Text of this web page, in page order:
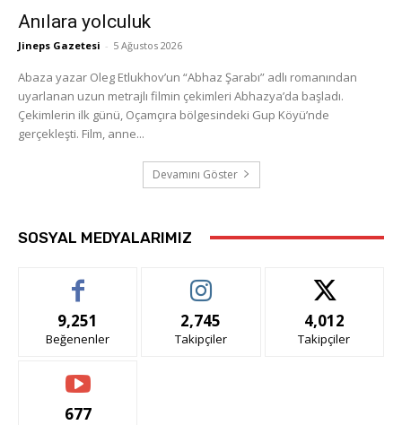
Anılara yolculuk
Jineps Gazetesi - 5 Ağustos 2026
Abaza yazar Oleg Etlukhov’un “Abhaz Şarabı” adlı romanından
uyarlanan uzun metrajlı filmin çekimleri Abhazya’da başladı.
Çekimlerin ilk günü, Oçamçıra bölgesindeki Gup Köyü’nde
gerçekleşti. Film, anne...
Devamını Göster
SOSYAL MEDYALARIMIZ
9,251
Beğenenler
2,745
Takipçiler
4,012
Takipçiler
677